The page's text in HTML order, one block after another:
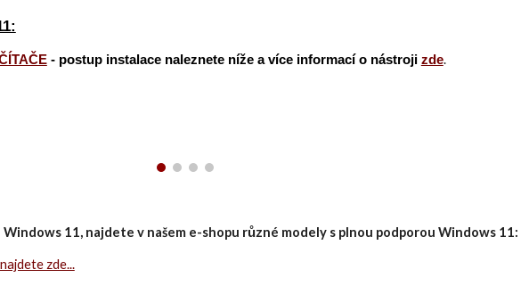
- postup instalace naleznete níže a více informací o nástroji zde.
11, najdete v našem e-shopu různé modely s plnou podporou Windows 11:
najdete zde...